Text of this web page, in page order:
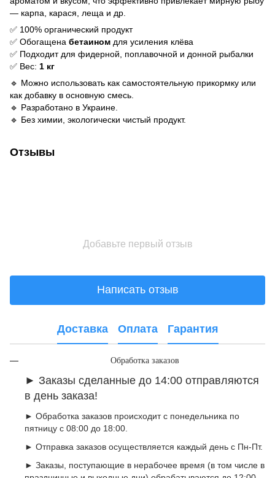
— карпа, карася, леща и др.
✅ 100% органический продукт
✅ Обогащена бетаином для усиления клёва
✅ Подходит для фидерной, поплавочной и донной рыбалки
✅ Вес: 1 кг
🔹 Можно использовать как самостоятельную прикормку или
как добавку в основную смесь.
🔹 Разработано в Украине.
🔹 Без химии, экологически чистый продукт.
Отзывы
Добавьте первый отзыв
Написать отзыв
Доставка Оплата Гарантия
Обработка заказов
► Заказы сделанные до 14:00 отправляются
в день заказа!
► Обработка заказов происходит с понедельника по
пятницу с 08:00 до 18:00.
► Отправка заказов осуществляется каждый день с Пн-Пт.
► Заказы, поступающие в нерабочее время (в том числе в